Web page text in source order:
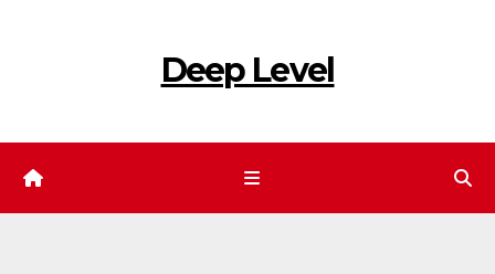
Deep Level